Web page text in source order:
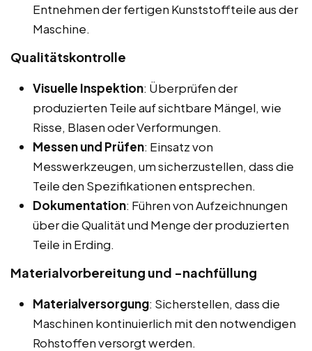
Entnehmen der fertigen Kunststoffteile aus der
Maschine.
Qualitätskontrolle
Visuelle Inspektion: Überprüfen der
produzierten Teile auf sichtbare Mängel, wie
Risse, Blasen oder Verformungen.
Messen und Prüfen: Einsatz von
Messwerkzeugen, um sicherzustellen, dass die
Teile den Spezifikationen entsprechen.
Dokumentation: Führen von Aufzeichnungen
über die Qualität und Menge der produzierten
Teile in Erding.
Materialvorbereitung und -nachfüllung
Materialversorgung: Sicherstellen, dass die
Maschinen kontinuierlich mit den notwendigen
Rohstoffen versorgt werden.